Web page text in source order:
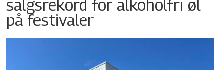
salgsrekord for alkoholfri øl
på festivaler